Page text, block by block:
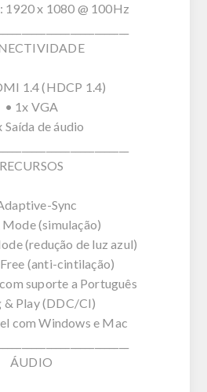
1920 x 1080 @ 100Hz
1.4 (HDCP 1.4)
• 1x VGA
Saída de áudio
RECURSOS
Sync
Mode (simulação)
(redução de luz azul)
(anti-cintilação)
suporte a Português
& Play (DDC/CI)
com Windows e Mac
ÁUDIO